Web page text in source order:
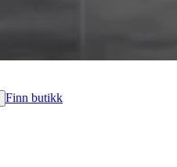
Finn butikk